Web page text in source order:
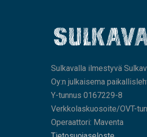
Sulkavalla ilmestyvä
Oy:n julkaisema
Y-tunnus 0167229-8
Verkkolaskuosoite/OVT-
Operaattori: Maventa